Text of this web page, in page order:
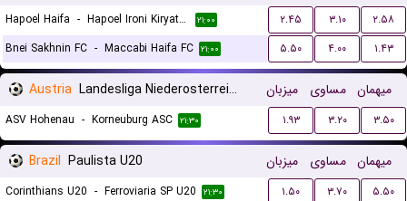
Hapoel Haifa - Hapoel Ironi Kiryat Shmona ۲۱:۰۰ ۲.۴۵ ۳.۱۰
۲.۵۸
Bnei Sakhnin FC - Maccabi Haifa FC ۲۱:۰۰ ۵.۵۰ ۴.۰۰ ۱.۴۳
Austria Landesliga Niederosterreich میزبان مساوی میهمان
ASV Hohenau - Korneuburg ASC ۲۱:۳۰ ۱.۹۳ ۳.۲۰ ۳.۵۰
Brazil Paulista U20 میزبان مساوی میهمان
Corinthians U20 - Ferroviaria SP U20 ۲۱:۳۰ ۱.۵۰ ۳.۷۰ ۵.۵۰